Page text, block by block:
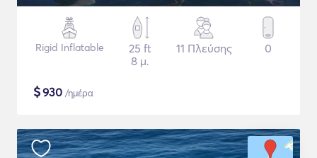
Rigid Inflatable
25 ft
8 μ.
11 Πλεύσης 0
$930 /ημέρα